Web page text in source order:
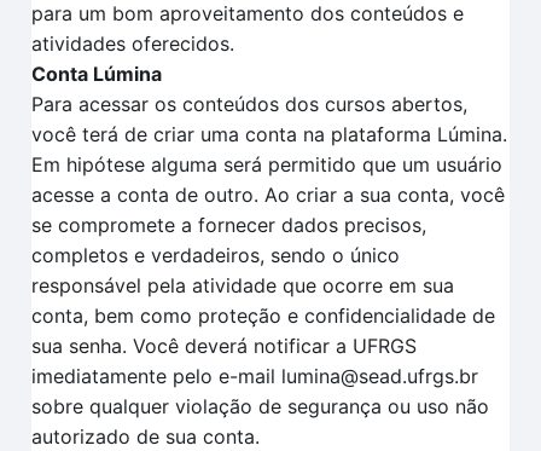
para um bom aproveitamento dos conteúdos e
atividades oferecidos.
Conta Lúmina
Para acessar os conteúdos dos cursos abertos,
você terá de criar uma conta na plataforma Lúmina.
Em hipótese alguma será permitido que um usuário
acesse a conta de outro. Ao criar a sua conta, você
se compromete a fornecer dados precisos,
completos e verdadeiros, sendo o único
responsável pela atividade que ocorre em sua
conta, bem como proteção e confidencialidade de
sua senha. Você deverá notificar a UFRGS
imediatamente pelo e-mail lumina@sead.ufrgs.br
sobre qualquer violação de segurança ou uso não
autorizado de sua conta.